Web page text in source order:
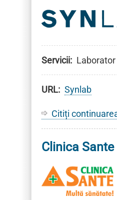
Servicii
URL Synlab
Citiți
Clinica Sante